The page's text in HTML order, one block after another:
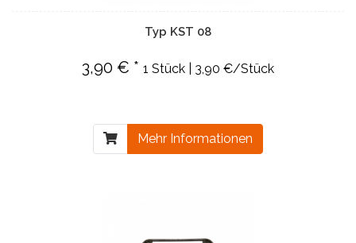
Typ KST 08
3,90 € * 1 Stück | 3,90 €/Stück
Mehr Informationen